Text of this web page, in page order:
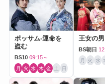
ポッサム-運命を
盗む
BS10 09:15～
月 火 水 木 金 土 日
王女の男
BS朝日
月 火 水